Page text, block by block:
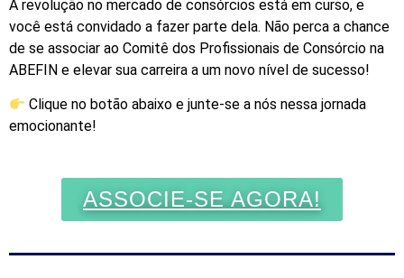
A revolução no mercado de consórcios está em curso, e
você está convidado a fazer parte dela. Não perca a chance
de se associar ao Comitê dos Profissionais de Consórcio na
ABEFIN e elevar sua carreira a um novo nível de sucesso!
Clique no botão abaixo e junte-se a nós nessa jornada
emocionante!
ASSOCIE-SE AGORA!